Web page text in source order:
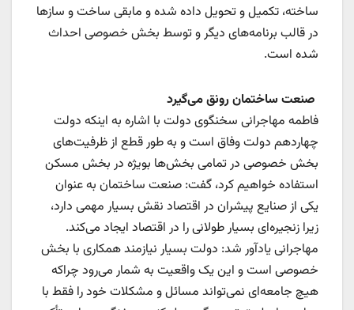
ساخته، تکمیل و تحویل داده شده و مابقی ساخت و سازها
در قالب برنامه‌های دیگر و توسط بخش خصوصی احداث
شده است.
صنعت ساختمان رونق می‌گیرد
فاطمه مهاجرانی سخنگوی دولت با اشاره به اینکه دولت
چهاردهم دولت وفاق است و به طور قطع از ظرفیت‌های
بخش خصوصی در تمامی بخش‌ها بویژه در بخش مسکن
استفاده خواهیم کرد، گفت: صنعت ساختمان به عنوان
یکی از صنایع پیشران در اقتصاد نقش بسیار مهمی دارد،
زیرا زنجیره‌ای بسیار طولانی را در اقتصاد ایجاد می‌کند.
مهاجرانی یادآور شد: دولت بسیار نیازمند همکاری با بخش
خصوصی است و این یک واقعیت به شمار می‌رود چراکه
هیچ جامعه‌ای نمی‌تواند مسائل و مشکلات خود را فقط با